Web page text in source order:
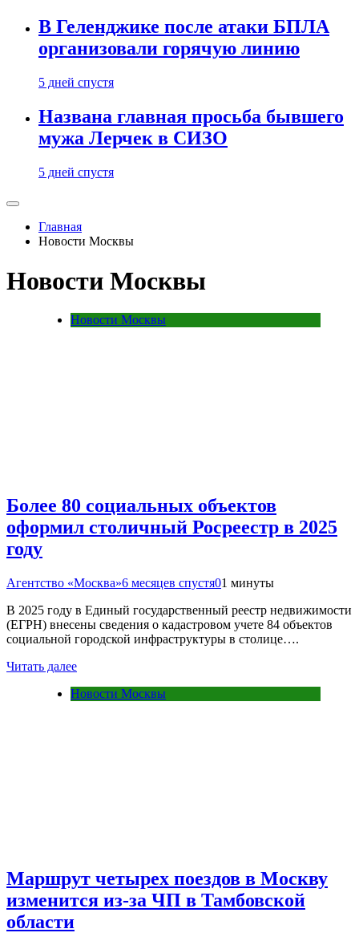
В Геленджике после атаки БПЛА
организовали горячую линию
5 дней спустя
Названа главная просьба бывшего
мужа Лерчек в СИЗО
5 дней спустя
Главная
Новости Москвы
Новости Москвы
Новости Москвы
Более 80 социальных объектов
оформил столичный Росреестр в 2025
году
Агентство «Москва»6 месяцев спустя01 минуты
В 2025 году в Единый государственный реестр недвижимости
(ЕГРН) внесены сведения о кадастровом учете 84 объектов
социальной городской инфраструктуры в столице….
Читать далее
Новости Москвы
Маршрут четырех поездов в Москву
изменится из-за ЧП в Тамбовской
области